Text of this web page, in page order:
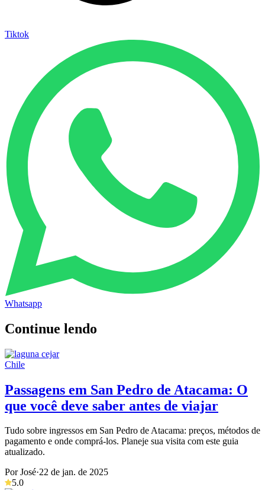
Tiktok
Whatsapp
Continue lendo
Chile
Passagens em San Pedro de Atacama: O
que você deve saber antes de viajar
Tudo sobre ingressos em San Pedro de Atacama: preços, métodos de
pagamento e onde comprá-los. Planeje sua visita com este guia
atualizado.
Por José·22 de jan. de 2025
5.0